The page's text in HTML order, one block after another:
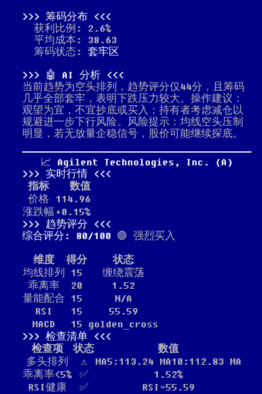
筹码分布
获利比例: 2.6%
平均成本: 38.63
筹码状态: 套牢区
🤖 AI 分析
当前趋势为空头排列，趋势评分仅44分，且筹码
几乎全部套牢，表明下跌压力较大。操作建议：
观望为宜，不宜抄底或买入；持有者考虑减仓以
规避进一步下行风险。风险提示：均线空头压制
明显，若无放量企稳信号，股价可能继续探底。
📈 Agilent Technologies, Inc. (A)
实时行情
指标
数值
价格
114.96
涨跌幅 +0.15%
趋势评分
综合评分: 80/100 🟢 强烈买入
维度 得分
状态
均线排列
15
缠绕震荡
乖离率
20
1.52
量能配合 15
N/A
RSI
15
55.59
MACD
15 golden_cross
检查清单
检查项
状态
数值
多头排列
⚠️
MA5:113.24 MA10:112.83 MA
乖离率<5%
✅
1.52%
RSI健康
✅
RSI=55.59